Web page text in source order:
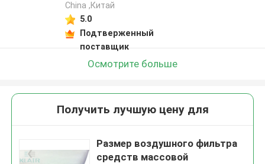
China ,Китай
5.0
Подтверженный
поставщик
Осмотрите больше
Получить лучшую цену для
Размер воздушного фильтра
средств массовой